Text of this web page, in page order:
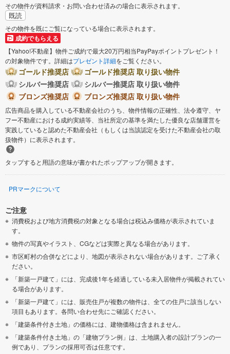
その物件が資料請求・お問い合わせ済みの場合に表示されます。
既読
その物件を既にご覧になっている場合に表示されます。
成約でもらえる
【Yahoo!不動産】物件ご成約で最大20万円相当PayPayポイントプレゼント！
の対象物件です。詳細はプレゼント詳細をご覧ください。
ゴールド推奨店
ゴールド推奨店 取り扱い物件
シルバー推奨店
シルバー推奨店 取り扱い物件
ブロンズ推奨店
ブロンズ推奨店 取り扱い物件
広告商品を購入している不動産会社のうち、物件情報の正確性、法令遵守、ヤ
フー不動産における成約実績等、当社所定の基準を満たした優良な店舗運営を
実践していると認めた不動産会社（もしくは当該認定を受けた不動産会社の取
扱物件）に表示されます。
タップすると用語の意味が書かれたポップアップが開きます。
PRマークについて
ご注意
消費税および地方消費税の対象となる場合は税込み価格が表示されていま
す。
物件の写真やイラスト、CGなどは実際と異なる場合があります。
市区町村の合併などにより、地図が表示されない場合があります。ご了承く
ださい。
「新築一戸建て」には、完成後1年を経過している未入居物件が掲載されてい
る場合があります。
「新築一戸建て」には、販売住戸が複数の物件は、全ての住戸に該当しない
項目もあります。各問い合わせ先にご確認ください。
「建築条件付き土地」の価格には、建物価格は含まれません。
「建築条件付き土地」の「建物プラン例」は、土地購入者の設計プランの一
例であり、プランの採用可否は任意です。